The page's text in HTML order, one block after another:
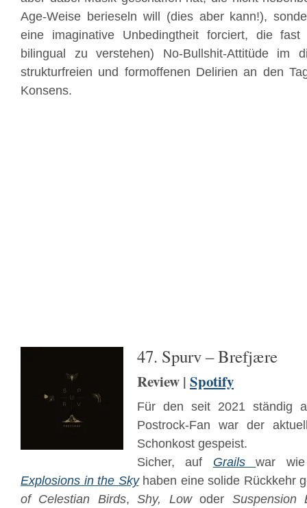
Age-Weise berieseln will (dies aber kann!),
eine imaginative Unbedingtheit forciert, die
bilingual zu verstehen) No-Bullshit-Attitüde im
strukturfreien und formoffenen Delirien an den
Konsens.
47. Spurv – Brefj​æ​re
Review | Spotify
Für den seit 2021 ständig
Postrock-Fan war der
Schonkost gespeist.
Sicher, auf Grails
war
Explosions in the Skyhaben eine solide Rückkehr
of Celestian Birds,Shy, Lowoder Suspension